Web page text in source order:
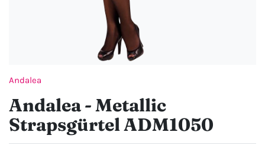
Andalea
Andalea - Metallic
Strapsgürtel ADM1050